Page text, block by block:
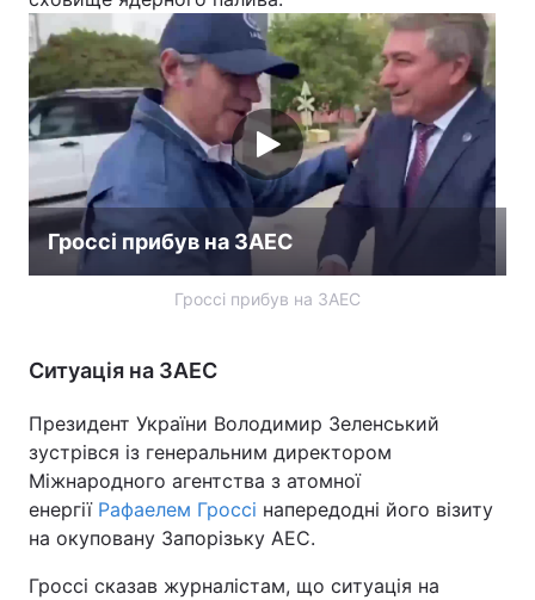
Гроссі прибув на ЗАЕС
Гроссі прибув на ЗАЕС
Ситуація на ЗАЕС
Президент України Володимир Зеленський
зустрівся із генеральним директором
Міжнародного агентства з атомної
енергії Рафаелем Гроссі напередодні його візиту
на окуповану Запорізьку АЕС.
Гроссі сказав журналістам, що ситуація на